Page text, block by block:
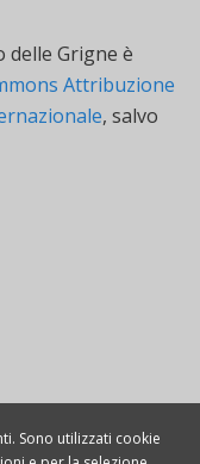
delle Grigne è
Attribuzione
, salvo
Sono utilizzati cookie